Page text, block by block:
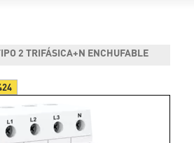
2 TRIFÁSICA+N ENCHUFABLE